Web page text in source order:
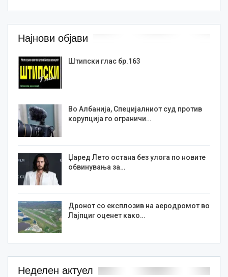
Најнови објави
Штипски глас бр.163
Во Албанија, Специјалниот суд против
корупција го ограничи…
Џаред Лето остана без улога по новите
обвинувања за…
Дронот со експлозив на аеродромот во
Лајпциг оценет како…
Неделен актуел